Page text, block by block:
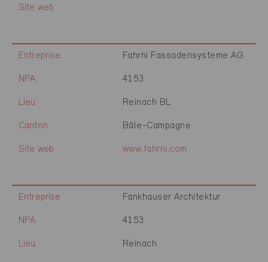
Site web
Entreprise Fahrni Fassadensysteme AG
NPA 4153
Lieu Reinach BL
Canton Bâle-Campagne
Site web www.fahrni.com
Entreprise Fankhauser Architektur
NPA 4153
Lieu Reinach